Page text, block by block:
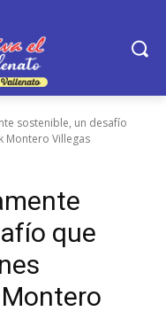
sostenible, un desafío
Montero Villegas
que